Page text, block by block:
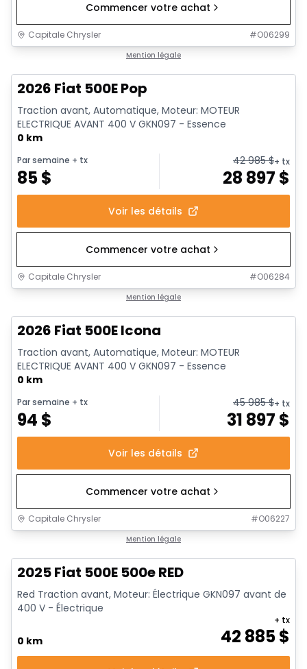
Commencer votre achat
Capitale Chrysler #O06299
Mention légale
2026 Fiat 500E Pop
Traction avant, Automatique, Moteur: MOTEUR
ELECTRIQUE AVANT 400 V GKN097 - Essence
0 km
Par semaine + tx
85$
42 985$+ tx
28 897 $
Voir les détails
Commencer votre achat
Capitale Chrysler #O06284
Mention légale
2026 Fiat 500E Icona
Traction avant, Automatique, Moteur: MOTEUR
ELECTRIQUE AVANT 400 V GKN097 - Essence
0 km
Par semaine + tx
94 $
45 985$+ tx
31 897 $
Voir les détails
Commencer votre achat
Capitale Chrysler #O06227
Mention légale
2025 Fiat 500E 500e RED
Red Traction avant, Moteur: Électrique GKN097 avant de
400 V - Électrique
0 km 42 885$
+ tx